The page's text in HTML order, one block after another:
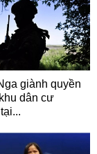
giành quyền
dân cư